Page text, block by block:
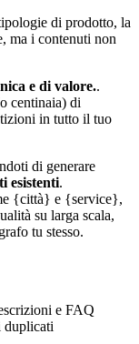
di prodotto, la
ma i contenuti non
e di valore..
centinaia) di
in tutto il tuo
di generare
esistenti.
{città} e {service},
su larga scala,
tu stesso.
e FAQ
duplicati